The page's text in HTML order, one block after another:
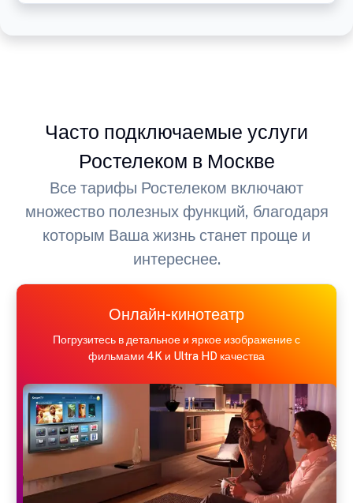
Часто подключаемые услуги
Ростелеком в Москве
Все тарифы Ростелеком включают
множество полезных функций, благодаря
которым Ваша жизнь станет проще и
интереснее.
Онлайн-кинотеатр
Погрузитесь в детальное и яркое изображение с
фильмами 4K и Ultra HD качества